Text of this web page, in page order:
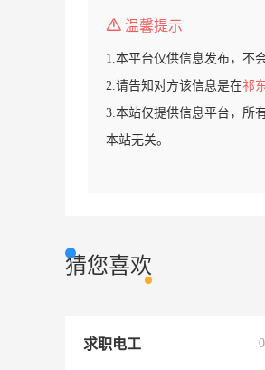
温馨提示
1.本平台仅供信息发布，不
2.请告知对方该信息是在祁
3.本站仅提供信息平台，所
本站无关。
猜您喜欢
求职电工